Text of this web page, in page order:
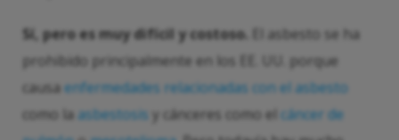
Sí, pero es muy difícil y costoso.
El asbesto se ha
prohibido principalmente en los EE. UU. porque
causa enfermedades relacionadas con el asbesto
como la asbestosis y cánceres como el cáncer de